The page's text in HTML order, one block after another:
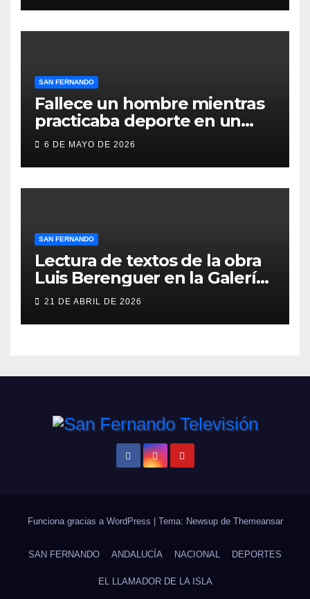
San Fernando
SAN FERNANDO
Fallece un hombre mientras
practicaba deporte en un
gimnasio de San Fernando
6 DE MAYO DE 2026
SAN FERNANDO
Lectura de textos de la obra
Luis Berenguer en la Galería
ERA
21 DE ABRIL DE 2026
Funciona gracias a WordPress Tema: Newsup de Themeansar
SAN FERNANDO ANDALUCÍA NACIONAL DEPORTES
EL LLAMADOR DE LA ISLA